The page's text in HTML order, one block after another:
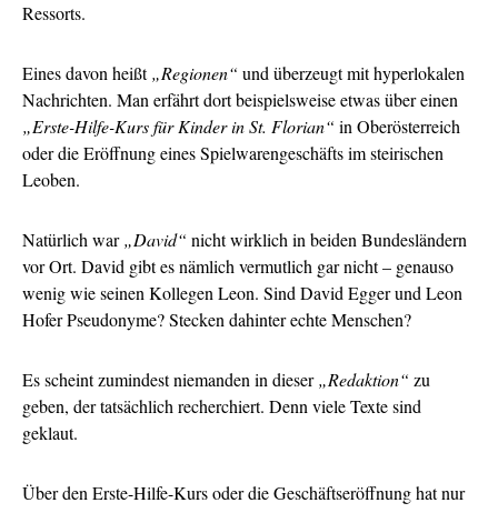
Ressorts.
Eines davon heißt„Regionen“ und überzeugt mit hyperlokalen
Nachrichten. Man erfährt dort beispielsweise etwas über einen
„Erste-Hilfe-Kurs für Kinder in St. Florian“ in Oberösterreich
oder die Eröffnung eines Spielwarengeschäfts im steirischen
Leoben.
Natürlich war„David“ nicht wirklich in beiden Bundesländern
vor Ort. David gibt es nämlich vermutlich gar nicht – genauso
wenig wie seinen Kollegen Leon. Sind David Egger und Leon
Hofer Pseudonyme? Stecken dahinter echte Menschen?
Es scheint zumindest niemanden in dieser„Redaktion“ zu
geben, der tatsächlich recherchiert. Denn viele Texte sind
geklaut.
Über den Erste-Hilfe-Kurs oder die Geschäftseröffnung hat nur